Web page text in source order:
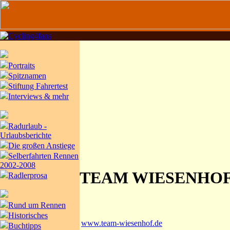
Portraits
Spitznamen
Stiftung Fahrertest
Interviews & mehr
Radurlaub -
Urlaubsberichte
Die großen Anstiege
Selberfahrten Rennen
2002-2008
Radlerprosa
Rund um Rennen
Historisches
Buchtipps
TEAM
www.team-wiesenhof.de